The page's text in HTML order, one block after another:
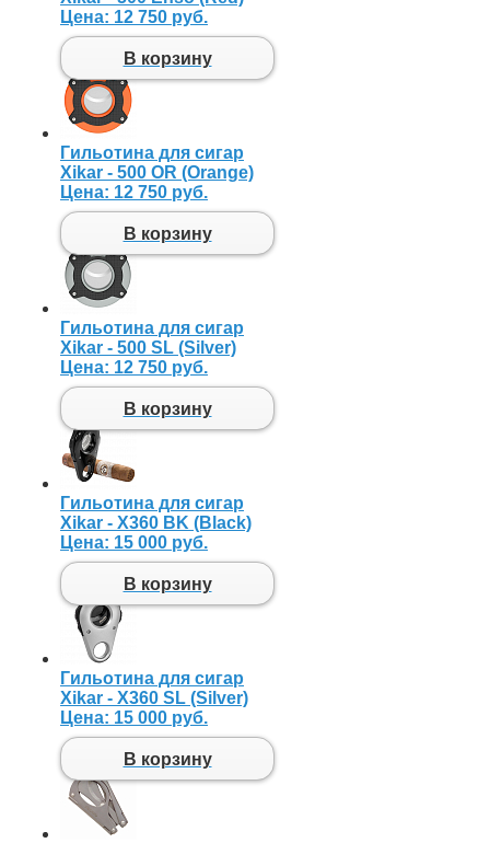
Цена: 12 750 руб.
В корзину
Гильотина для сигар
Xikar - 500 OR (Orange)
Цена: 12 750 руб.
В корзину
Гильотина для сигар
Xikar - 500 SL (Silver)
Цена: 12 750 руб.
В корзину
Гильотина для сигар
Xikar - X360 BK (Black)
Цена: 15 000 руб.
В корзину
Гильотина для сигар
Xikar - X360 SL (Silver)
Цена: 15 000 руб.
В корзину